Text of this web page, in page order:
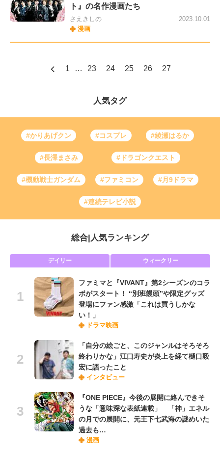
ト』の名作漫画たち
さえきしの
漫画
2023.10.01
1 … 23 24 25 26 27
人気タグ
#かりあげクン #コスプレ #綾瀬はるか
#長澤まさみ #ドラゴンクエスト
#機動戦士ガンダム #ファミコン #月9ドラマ
#連続テレビ小説
総合 人気ランキング
デイリー ウィークリー
ファミマと『VIVANT』第2シーズンのコラ
ボがスタート！ “別班饅頭”や限定グッズ
登場にファン感激「これは買うしかな
い！」
ドラマ映画
「自分の絵ごと、このジャンルはそろそろ
終わりかな」江口寿史が炎上を経て樋口毅
宏に語ったこと
インタビュー
『ONE PIECE』今後の展開に絡んできそ
うな「意味深な表紙連載」 「神」エネル
の月での展開に、元王下七武海の謎めいた
過去も…
漫画